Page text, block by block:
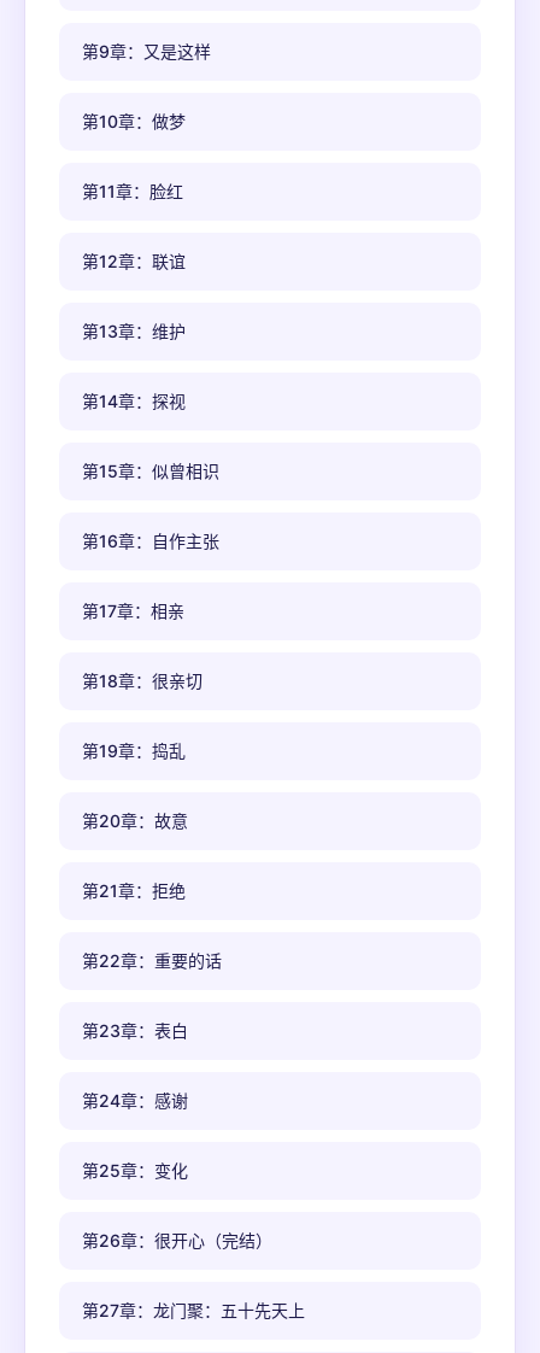
第9章：又是这样
第10章：做梦
第11章：脸红
第12章：联谊
第13章：维护
第14章：探视
第15章：似曾相识
第16章：自作主张
第17章：相亲
第18章：很亲切
第19章：捣乱
第20章：故意
第21章：拒绝
第22章：重要的话
第23章：表白
第24章：感谢
第25章：变化
第26章：很开心（完结）
第27章：龙门聚：五十先天上